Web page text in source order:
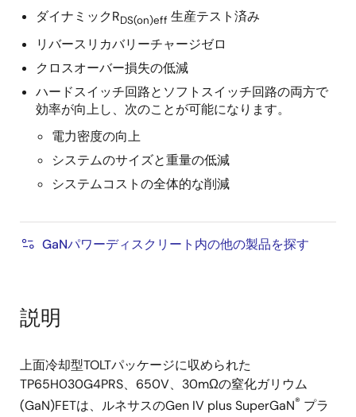
ダイナミックRDS(on)eff 生産テスト済み
リバースリカバリーチャージゼロ
クロスオーバー損失の低減
ハードスイッチ回路とソフトスイッチ回路の両方で
効率が向上し、次のことが可能になります。
電力密度の向上
システムのサイズと重量の低減
システムコストの全体的な削減
GaNパワーディスクリート内の他の製品を探す
説明
上面冷却型TOLTパッケージに収められた
TP65H030G4PRS、650V、30mΩの窒化ガリウム
(GaN)FETは、ルネサスのGen IV plus SuperGaN® プラ